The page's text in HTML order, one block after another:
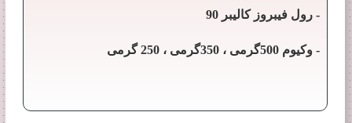
- رول فیبروز کالیبر 90
- وکیوم 500گرمی ، 350گرمی ، 250 گرمی